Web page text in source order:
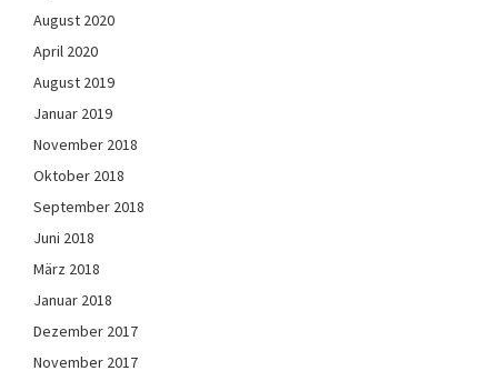
August 2020
April 2020
August 2019
Januar 2019
November 2018
Oktober 2018
September 2018
Juni 2018
März 2018
Januar 2018
Dezember 2017
November 2017